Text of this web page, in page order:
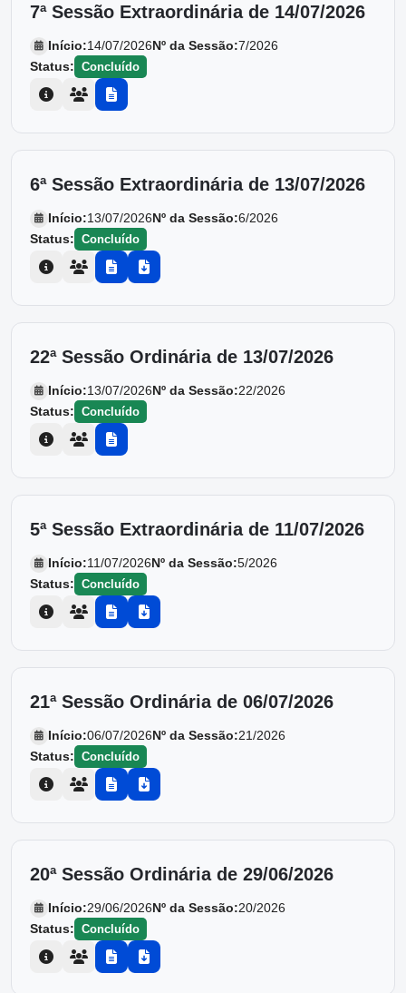
7ª Sessão Extraordinária de 14/07/2026
Início:14/07/2026Nº da Sessão:7/2026
Status: Concluído
6ª Sessão Extraordinária de 13/07/2026
Início:13/07/2026Nº da Sessão:6/2026
Status: Concluído
22ª Sessão Ordinária de 13/07/2026
Início:13/07/2026Nº da Sessão:22/2026
Status: Concluído
5ª Sessão Extraordinária de 11/07/2026
Início:11/07/2026Nº da Sessão:5/2026
Status: Concluído
21ª Sessão Ordinária de 06/07/2026
Início:06/07/2026Nº da Sessão:21/2026
Status: Concluído
20ª Sessão Ordinária de 29/06/2026
Início:29/06/2026Nº da Sessão:20/2026
Status: Concluído